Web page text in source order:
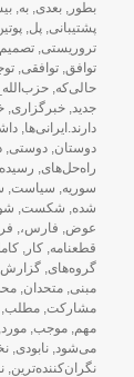
بطور,بعدی,به,
پشتیبانی,پل,
تروریستی,
توافق,توافقی,
حالی‌که,
جدید,خبرگزاری,
دارند.ایرانی‌ها,
دوستان,دوستی,
راه‌حل‌های,
سوریه, سیاست,
شده, شکست,
عوض, فارس،,
قطعنامه,کار,
گروه‌های,گزارش
مبنی,متحدان,
مشارکت,مطلب
مهم,موجب,مورد
می‌شود,نابودی,
نگران‌کننده‌ترین,